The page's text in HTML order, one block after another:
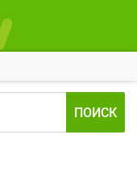
ПОИСК